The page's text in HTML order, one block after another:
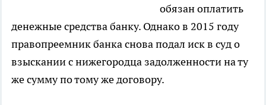
обязан оплатить
денежные средства банку. Однако в 2015 году
правопреемник банка снова подал иск в суд о
взыскании с нижегородца задолженности на ту
же сумму по тому же договору.